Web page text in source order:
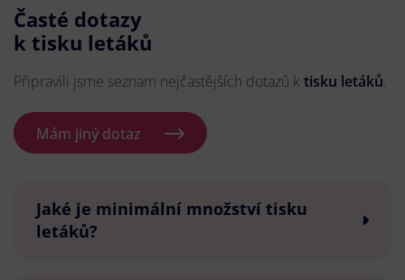
Časté dotazy
k tisku letáků
Připravili jsme seznam nejčastějších dotazů k tisku letáků.
Mám jiný dotaz
Jaké je minimální množství tisku
letáků?